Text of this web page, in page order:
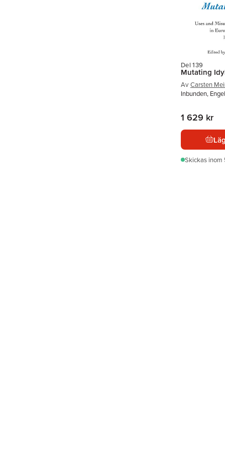
Del 139
Mutating
Av Carsten
Inbunden,
1 629 kr
Skickas inom